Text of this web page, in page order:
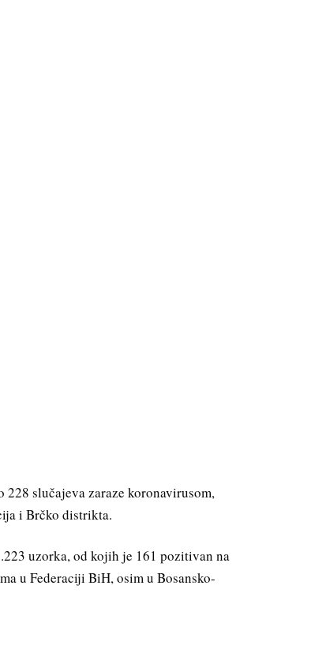
slučajeva zaraze koronavirusom,
i Brčko distrikta.
uzorka, od kojih je 161 pozitivan na
u Federaciji BiH, osim u Bosansko-